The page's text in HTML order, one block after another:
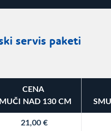
servis paketi
CENA
NAD 130 CM
21,00 €